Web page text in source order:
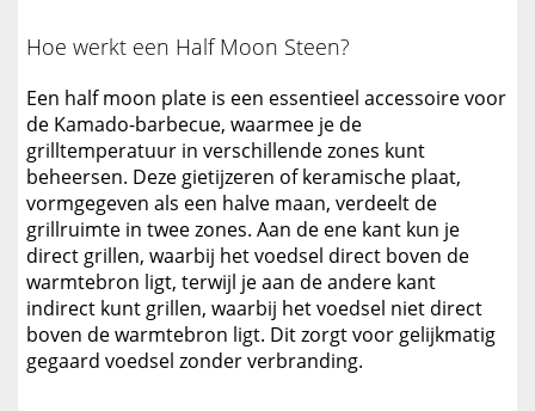
Hoe werkt een Half Moon Steen?
Een half moon plate is een essentieel accessoire voor
de Kamado-barbecue, waarmee je de
grilltemperatuur in verschillende zones kunt
beheersen. Deze gietijzeren of keramische plaat,
vormgegeven als een halve maan, verdeelt de
grillruimte in twee zones. Aan de ene kant kun je
direct grillen, waarbij het voedsel direct boven de
warmtebron ligt, terwijl je aan de andere kant
indirect kunt grillen, waarbij het voedsel niet direct
boven de warmtebron ligt. Dit zorgt voor gelijkmatig
gegaard voedsel zonder verbranding.